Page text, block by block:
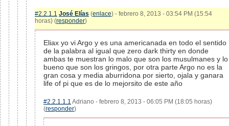
#2.2.1.1 José Elías (enlace) - febrero 8, 2013 - 03:54 PM (15:54
horas) (responder)
Eliax yo vi Argo y es una americanada en todo el sentido
de la palabra al igual que zero dark thirty en donde
ambas te muestran lo malo que son los musulmanes y lo
bueno que son los gringos, por otra parte Argo no es la
gran cosa y media aburridona por sierto, ojala y ganara
life of pi que es de lo mejorsito de este año
#2.2.1.1.1 Adriano - febrero 8, 2013 - 06:05 PM (18:05 horas)
(responder)